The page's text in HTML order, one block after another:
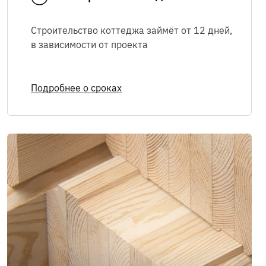
Я соглашаюсь сПолитикой в
обработку персональных данных
информационных сообщений
ОТПРАВИТЬ
Мы в соцсетях:
Строительство коттеджа займёт от 12 дней,
в зависимости от проекта
Подробнее о сроках